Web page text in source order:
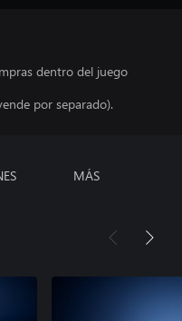
dentro del juego
por separado).
MÁS